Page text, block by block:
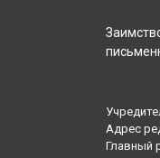
Адрес
Главный